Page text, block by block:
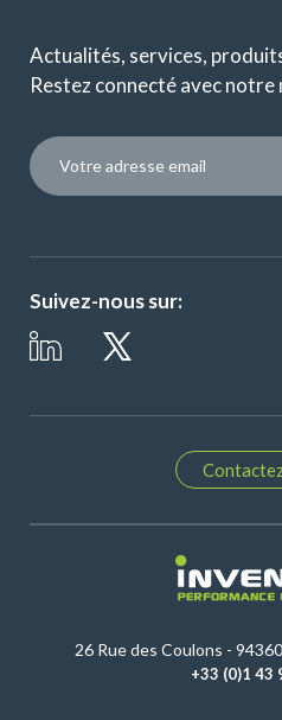
Actualités, services,
Restez connecté avec
Suivez-nous sur:
26 Rue des Coulons -
+33 (0)1 43